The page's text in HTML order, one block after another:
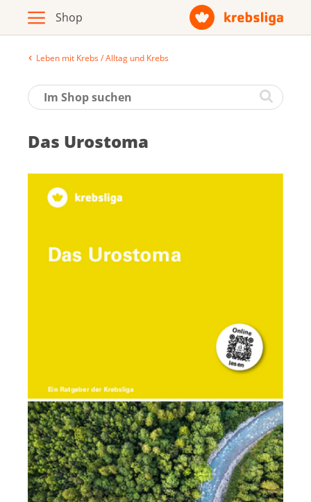
Archiv
Broschüren / Infomaterial
Produkte
Zur Krebsliga-Webseite
Leben mit Krebs / Alltag und Krebs
Das Ur­o­st­o­ma